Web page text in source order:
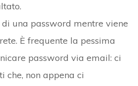
di una password mentre viene
È frequente la pessima
password via email: ci
che, non appena ci